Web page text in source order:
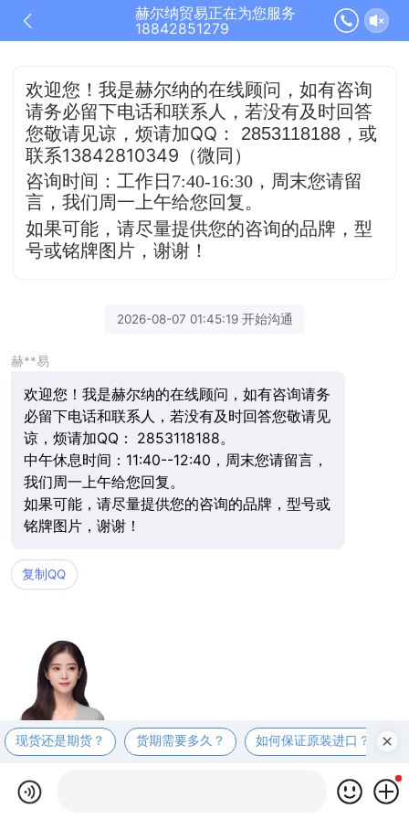
赫尔纳贸易正在为您服务
18842851279
欢迎您！我是赫尔纳的在线顾问，如有咨询
请务必留下电话和联系人，若没有及时回答
您敬请见谅，烦请加QQ ： 2853118188 ，或
联系13842810349（微同）
咨询时间：工作日7:40-16:30， 周末您请留
言，我们周一上午给您回复。
如果可能，请尽量提供您的咨询的品牌，型
号或铭牌图片，谢谢！
2026-08-07 01:45:19 开始沟通
赫**易
欢迎您！我是赫尔纳的在线顾问，如有咨询请务
必留下电话和联系人，若没有及时回答您敬请见
谅，烦请加QQ： 2853118188。
中午休息时间：11:40--12:40，周末您请留言，
我们周一上午给您回复。
如果可能，请尽量提供您的咨询的品牌，型号或
铭牌图片，谢谢！
复制QQ
现货还是期货？ 货期需要多久？ 如何保证原装进口？